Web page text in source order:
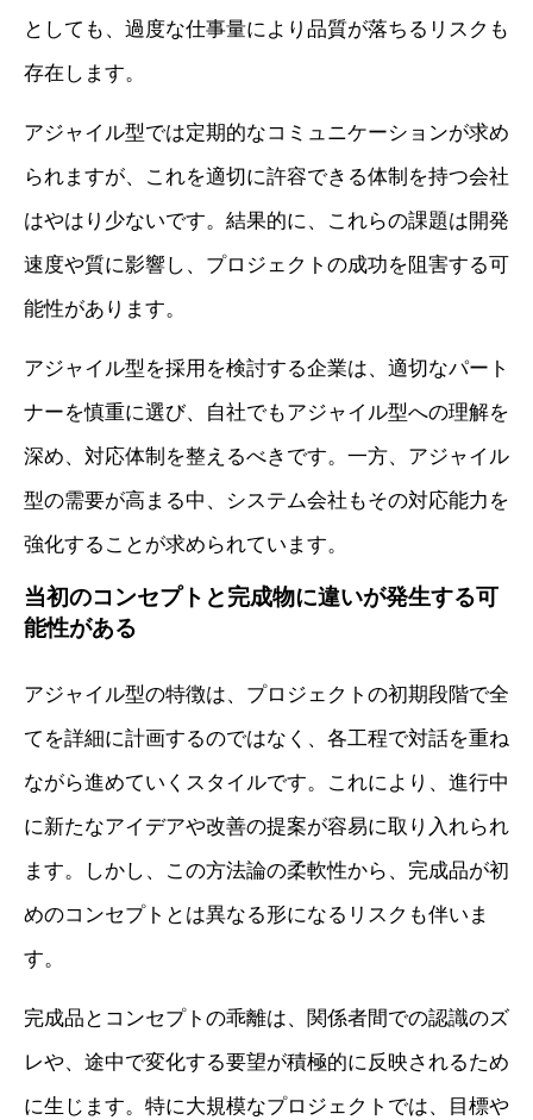
としても、過度な仕事量により品質が落ちるリスクも
存在します。
アジャイル型では定期的なコミュニケーションが求め
られますが、これを適切に許容できる体制を持つ会社
はやはり少ないです。結果的に、これらの課題は開発
速度や質に影響し、プロジェクトの成功を阻害する可
能性があります。
アジャイル型を採用を検討する企業は、適切なパート
ナーを慎重に選び、自社でもアジャイル型への理解を
深め、対応体制を整えるべきです。一方、アジャイル
型の需要が高まる中、システム会社もその対応能力を
強化することが求められています。
当初のコンセプトと完成物に違いが発生する可
能性がある
アジャイル型の特徴は、プロジェクトの初期段階で全
てを詳細に計画するのではなく、各工程で対話を重ね
ながら進めていくスタイルです。これにより、進行中
に新たなアイデアや改善の提案が容易に取り入れられ
ます。しかし、この方法論の柔軟性から、完成品が初
めのコンセプトとは異なる形になるリスクも伴いま
す。
完成品とコンセプトの乖離は、関係者間での認識のズ
レや、途中で変化する要望が積極的に反映されるため
に生じます。特に大規模なプロジェクトでは、目標や